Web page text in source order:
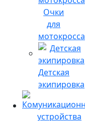
Очки
для
мотокросса
Детская
экипировка